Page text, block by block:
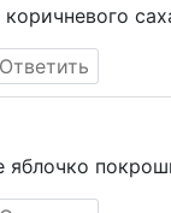
Ответить
яблочко